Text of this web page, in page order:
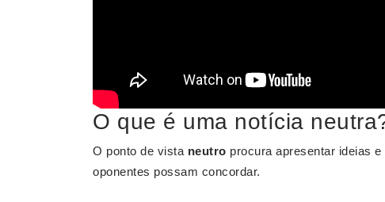
O que é uma notícia
O ponto de vista neutro procura apresentar ideias
oponentes possam concordar.